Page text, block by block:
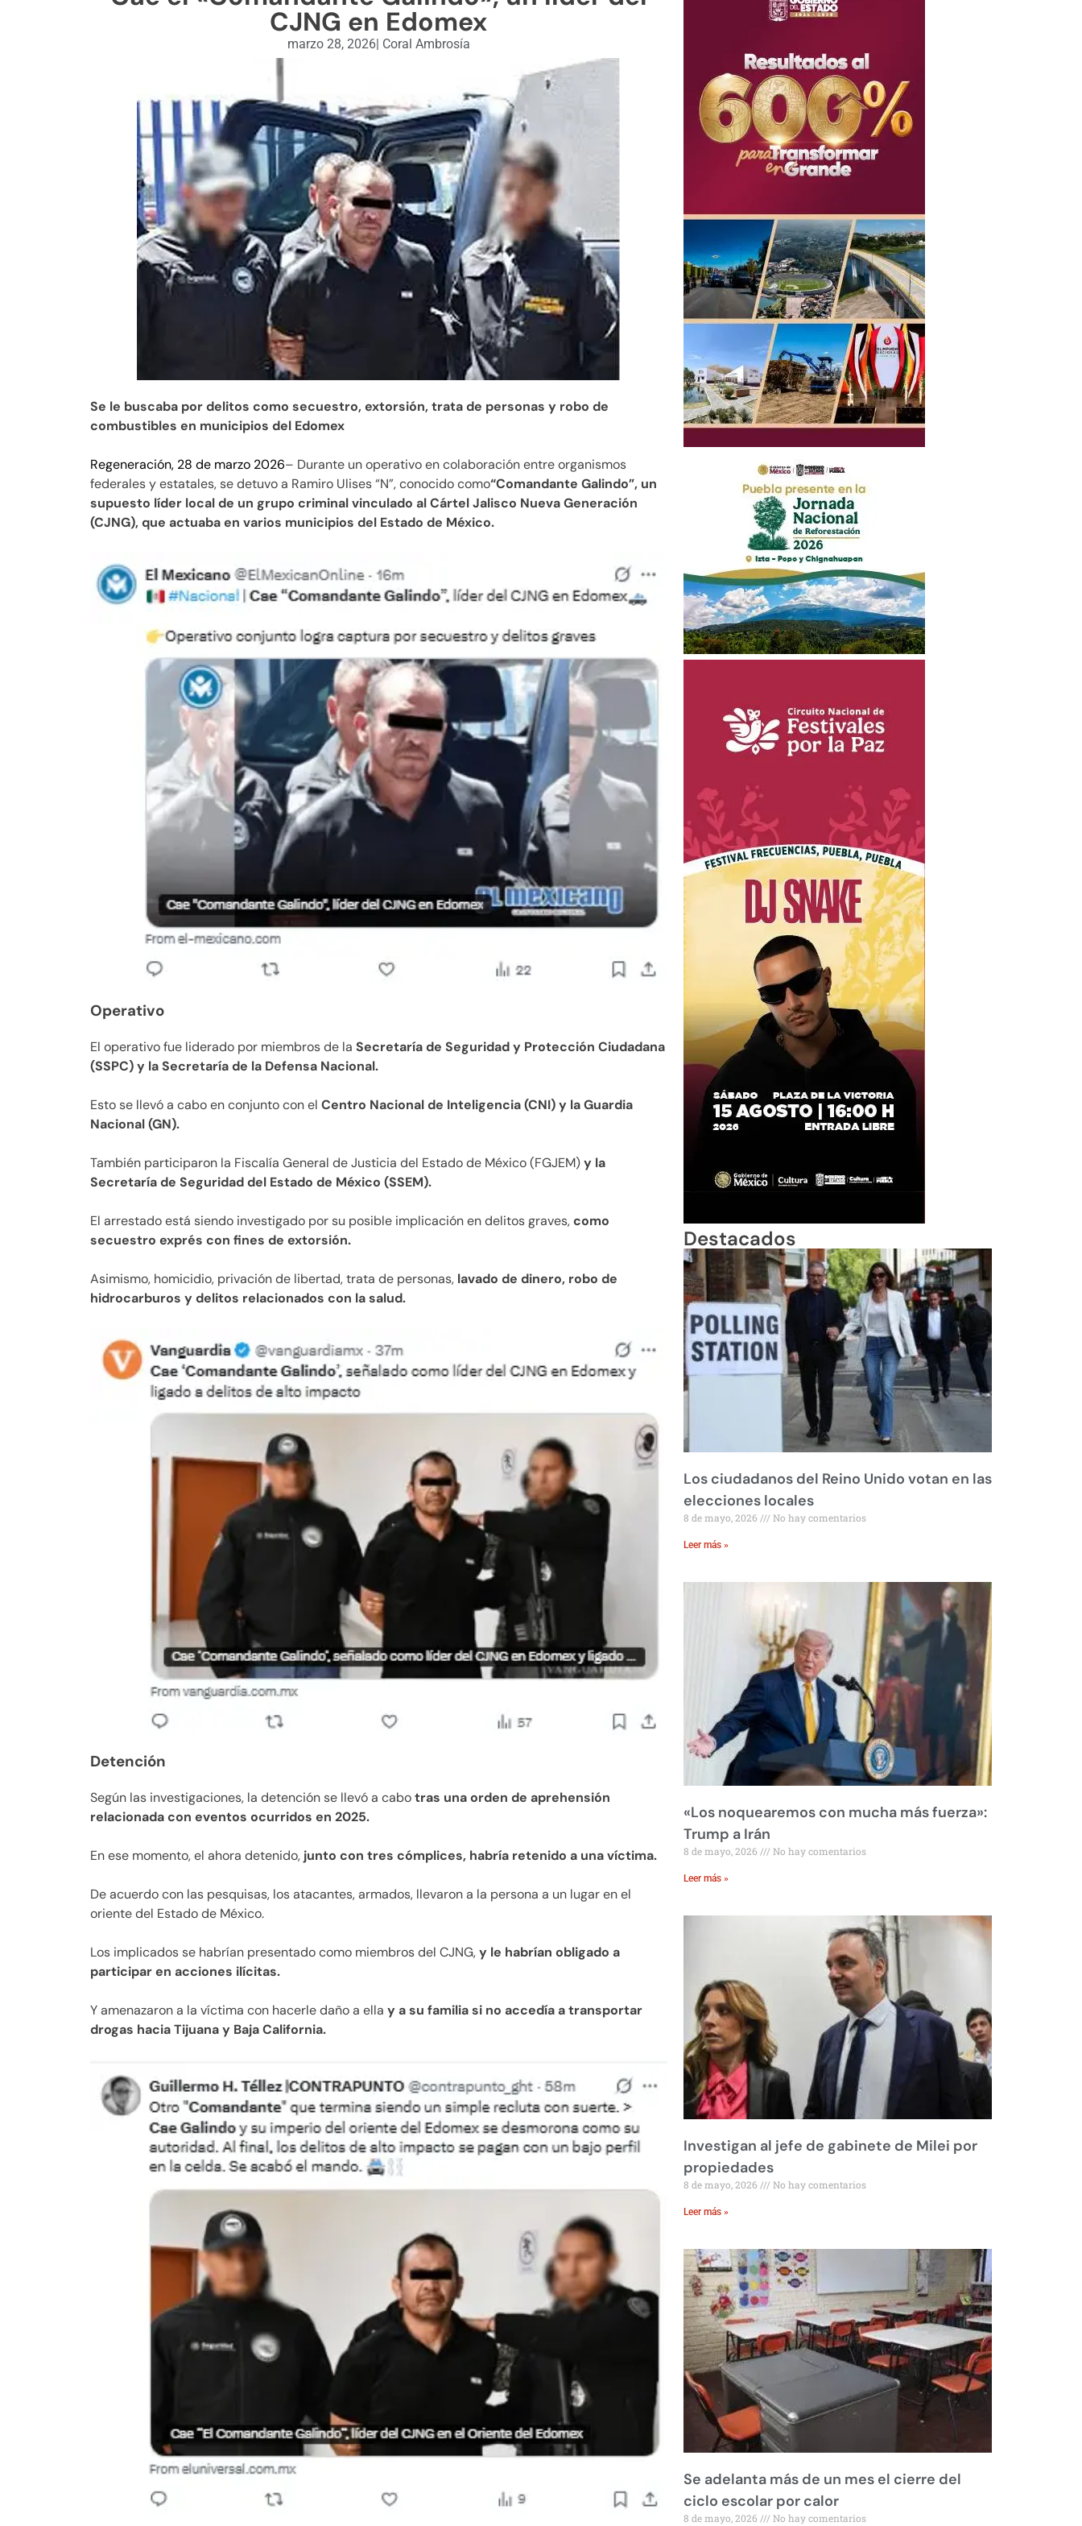
CJNG en Edomex
marzo 28, 2026| Coral Ambrosía
Se le buscaba por delitos como secuestro, extorsión, trata de personas y robo de
combustibles en municipios del Edomex
Regeneración, 28 de marzo 2026– Durante un operativo en colaboración entre organismos
federales y estatales, se detuvo a Ramiro Ulises “N”, conocido como“Comandante Galindo”, un
supuesto líder local de un grupo criminal vinculado al Cártel Jalisco Nueva Generación
(CJNG), que actuaba en varios municipios del Estado de México.
Operativo
El operativo fue liderado por miembros de la Secretaría de Seguridad y Protección Ciudadana
(SSPC) y la Secretaría de la Defensa Nacional.
Esto se llevó a cabo en conjunto con el Centro Nacional de Inteligencia (CNI) y la Guardia
Nacional (GN).
También participaron la Fiscalía General de Justicia del Estado de México (FGJEM)y la
Secretaría de Seguridad del Estado de México (SSEM).
El arrestado está siendo investigado por su posible implicación en delitos graves,como
secuestro exprés con fines de extorsión.
Asimismo, homicidio, privación de libertad, trata de personas, lavado de dinero, robo de
hidrocarburos y delitos relacionados con la salud.
Detención
Según las investigaciones, la detención se llevó a cabotras una orden de aprehensión
relacionada con eventos ocurridos en 2025.
En ese momento, el ahora detenido, junto con tres cómplices, habría retenido a una víctima.
De acuerdo con las pesquisas, los atacantes, armados, llevaron a la persona a un lugar en el
oriente del Estado de México.
Los implicados se habrían presentado como miembros del CJNG,y le habrían obligado a
participar en acciones ilícitas.
Y amenazaron a la víctima con hacerle daño a ella y a su familia si no accedía a transportar
drogas hacia Tijuana y Baja California.
Destacados
Los ciudadanos del Reino Unido votan en las
elecciones locales
8 de mayo, 2026 No hay comentarios
Leer más »
«Los noquearemos con mucha más fuerza»:
Trump a Irán
8 de mayo, 2026 No hay comentarios
Leer más »
Investigan al jefe de gabinete de Milei por
propiedades
8 de mayo, 2026 No hay comentarios
Leer más »
Se adelanta más de un mes el cierre del
ciclo escolar por calor
8 de mayo, 2026 No hay comentarios